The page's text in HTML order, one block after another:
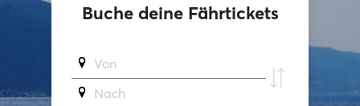
Buche deine Fährtickets
Von
Νach